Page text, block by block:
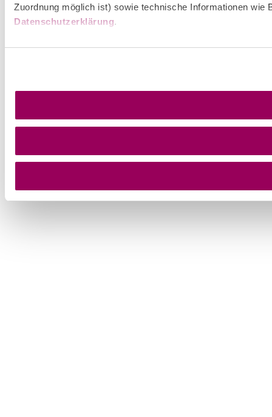
Zuordnung möglich ist) sowie technische Informationen
Datenschutzerklärung.